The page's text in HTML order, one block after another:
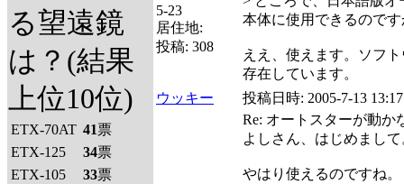
る望遠鏡
は？(結果
上位10位)
ETX-70AT 41票
ETX-125
34票
ETX-105
33票
5-23
居住地:
投稿: 308
本体に使用できるので
ええ、使えます。ソフ
存在しています。
ウッキー
投稿日時: 2005-7-13 13:17
Re: オートスターが動か
よしさん、はじめまして
やはり使えるのですね。